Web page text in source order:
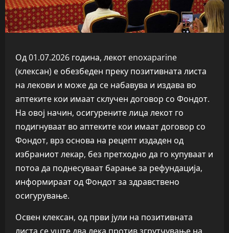
Од 01.07.2026 година, лекот enoxaparine
(клексан) е обезбеден преку позитивната листа
на лекови и може да се набавува и издава во
аптеките кои имаат склучен договор со Фондот.
На овој начин, осигурените лица лекот го
подигнуваат во аптеките кои имаат договор со
Фондот, врз основа на рецепт издаден од
избраниот лекар, без претходно да го купуваат и
потоа да поднесуваат барање за рефундација,
информираат од Фондот за здравствено
осигурување.
Освен клексан, од први јули на позитивната